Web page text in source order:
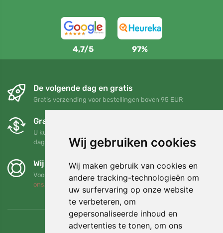
Wij gebruiken cookies
Wij maken gebruik van cookies en
andere tracking-technologieën om
uw surfervaring op onze website
te verbeteren, om
gepersonaliseerde inhoud en
advertenties te tonen, om ons
4,7/5 97%
De volgende dag en gratis
Gratis verzending voor bestellingen boven 95 EUR
Gratis ruilen en retourneren
U kunt uw bestelling op elk gewenst moment binnen 90
dagen retourneren of ruilen
Wij steunen Trees.org
Voor elke bestelling planten we een boom! Lees meer Over
ons